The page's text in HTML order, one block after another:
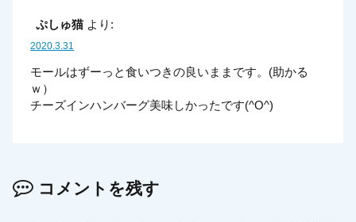
ぷしゅ猫 より:
2020.3.31
モールはずーっと食いつきの良いままです。(助かる
ｗ）
チーズインハンバーグ美味しかったです(^O^)
コメントを残す